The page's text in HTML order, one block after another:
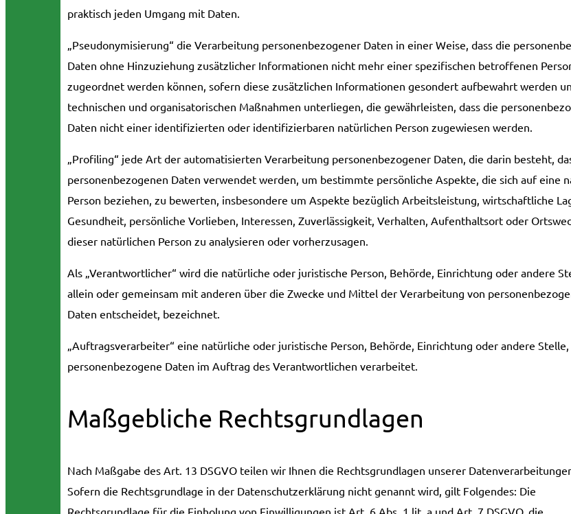
praktisch jeden Umgang mit Daten.
„Pseudonymisierung“ die Verarbeitung personenbezogener Daten in einer Weise, dass die
Daten ohne Hinzuziehung zusätzlicher Informationen nicht mehr einer spezifischen betroffenen
zugeordnet werden können, sofern diese zusätzlichen Informationen gesondert aufbewahrt werden
technischen und organisatorischen Maßnahmen unterliegen, die gewährleisten, dass die
Daten nicht einer identifizierten oder identifizierbaren natürlichen Person zugewiesen werden.
„Profiling“ jede Art der automatisierten Verarbeitung personenbezogener Daten, die darin besteht,
personenbezogenen Daten verwendet werden, um bestimmte persönliche Aspekte, die sich auf eine
Person beziehen, zu bewerten, insbesondere um Aspekte bezüglich Arbeitsleistung, wirtschaftliche
Gesundheit, persönliche Vorlieben, Interessen, Zuverlässigkeit, Verhalten, Aufenthaltsort oder
dieser natürlichen Person zu analysieren oder vorherzusagen.
Als „Verantwortlicher“ wird die natürliche oder juristische Person, Behörde, Einrichtung oder andere
allein oder gemeinsam mit anderen über die Zwecke und Mittel der Verarbeitung von
Daten entscheidet, bezeichnet.
„Auftragsverarbeiter“ eine natürliche oder juristische Person, Behörde, Einrichtung oder andere
personenbezogene Daten im Auftrag des Verantwortlichen verarbeitet.
Maßgebliche Rechtsgrundlagen
Nach Maßgabe des Art. 13 DSGVO teilen wir Ihnen die Rechtsgrundlagen unserer
Sofern die Rechtsgrundlage in der Datenschutzerklärung nicht genannt wird, gilt Folgendes: Die
Rechtsgrundlage für die Einholung von Einwilligungen ist Art. 6 Abs. 1 lit. a und Art. 7 DSGVO, die